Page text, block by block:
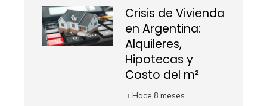
Crisis de Vivienda
en Argentina:
Alquileres,
Hipotecas y
Costo del m²
Hace 8 meses